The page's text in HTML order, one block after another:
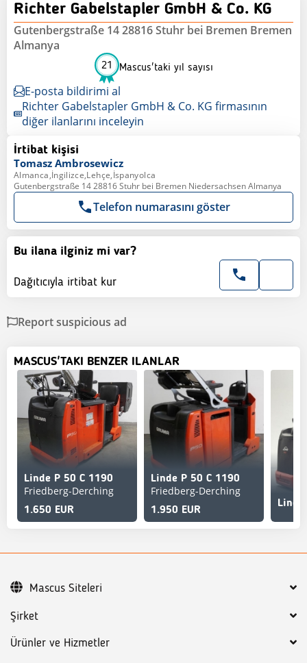
Richter Gabelstapler GmbH & Co. KG
Gutenbergstraße 14 28816 Stuhr bei Bremen Bremen
Almanya
21 Mascus'taki yıl sayısı
E-posta bildirimi al
Richter Gabelstapler GmbH & Co. KG firmasının
diğer ilanlarını inceleyin
İrtibat kişisi
Tomasz Ambrosewicz
Almanca,İngilizce,Lehçe,İspanyolca
Gutenbergstraße 14 28816 Stuhr bei Bremen Niedersachsen Almanya
Telefon numarasını göster
Bu ilana ilginiz mi var?
Dağıtıcıyla irtibat kur
Report suspicious ad
MASCUS'TAKI BENZER ILANLAR
Linde P 50 C 1190
Friedberg-Derching
1.650 EUR
Linde P 50 C 1190
Friedberg-Derching
1.950 EUR
Linde
Şirket
Ürünler ve Hizmetler
Mascus Siteleri